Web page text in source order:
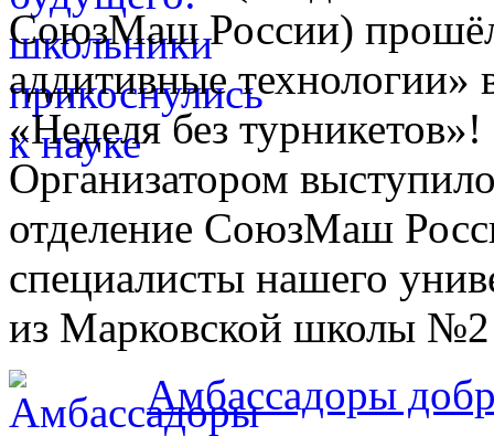
СоюзМаш России)
аддитивные технологии»
«Неделя без турникетов»!
Организатором
отделение СоюзМаш
специалисты нашего
из Марковской школы
Амбассадоры